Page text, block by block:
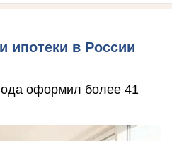
в России
оформил более 41